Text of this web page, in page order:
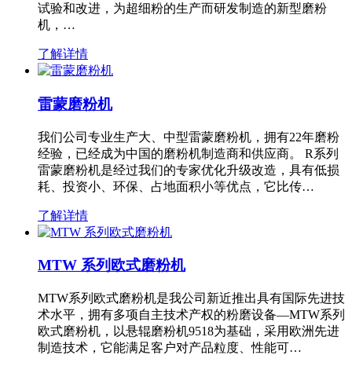
试验和改进，为超细粉的生产而研发制造的新型磨粉
机，…
了解详情
雷蒙磨粉机
我们公司专业生产大、中型雷蒙磨粉机，拥有22年磨粉
经验，已经成为中国的磨粉机制造商和供应商。 R系列
雷蒙磨粉机是经过我们的专家优化升级改造，具有低损
耗、投资小、环保、占地面积小等优点，它比传…
了解详情
MTW 系列欧式磨粉机
MTW系列欧式磨粉机是我公司新近推出具有国际先进技
术水平，拥有多项自主技术产权的粉磨设备—MTW系列
欧式磨粉机，以悬辊磨粉机9518为基础，采用欧洲先进
制造技术，它能满足客户对产品粒度、性能可…